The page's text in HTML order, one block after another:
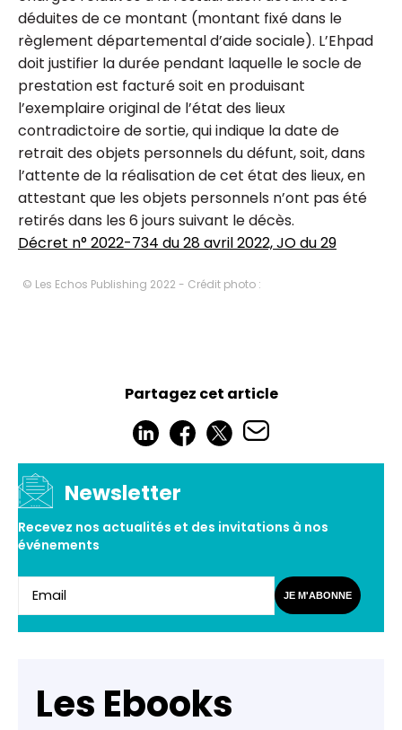
déduites de ce montant (montant fixé dans le
règlement départemental d’aide sociale). L’Ehpad
doit justifier la durée pendant laquelle le socle de
prestation est facturé soit en produisant
l’exemplaire original de l’état des lieux
contradictoire de sortie, qui indique la date de
retrait des objets personnels du défunt, soit, dans
l’attente de la réalisation de cet état des lieux, en
attestant que les objets personnels n’ont pas été
retirés dans les 6 jours suivant le décès.
Décret n° 2022-734 du 28 avril 2022, JO du 29
© Les Echos Publishing 2022 - Crédit photo :
Partagez cet article
Newsletter
Recevez nos actualités et des invitations à nos
événements
JE M'ABONNE
Les Ebooks